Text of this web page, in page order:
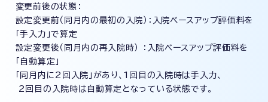
変更前後の状態：
設定変更前（同月内の最初の入院）：入院ベースアップ評価料を
「手入力」で算定
設定変更後（同月内の再入院時） ：入院ベースアップ評価料を
「自動算定」
「同月内に2回入院」があり、1回目の入院時は手入力、
2回目の入院時は自動算定となっている状態です。